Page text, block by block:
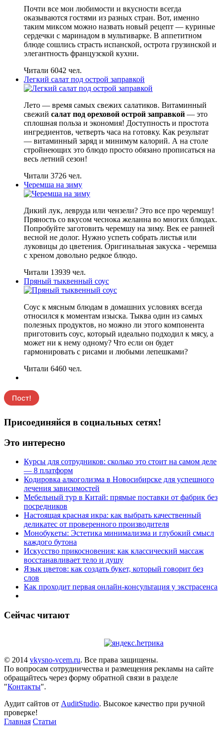
Почти все мои любимости и вкусности всегда
оказываются гостями из разных стран. Вот, именно
таким миксом можно назвать новый рецепт — куриные
сердечки с маринадом в мультиварке. В аппетитном
блюде сошлись страсть испанской, острота грузинской и
элегантность французской кухни.
Читали 6042 чел.
Легкий салат под острой заправкой
Лето — время самых свежих салатиков. Витаминный
свежий салат под ореховой острой заправкой — это
сплошная польза и экономия! Доступность и простота
ингредиентов, четверть часа на готовку. Как результат
— витаминный заряд и минимум калорий. А на столе
стройнеющих это блюдо просто обязано прописаться на
весь летний сезон!
Читали 3726 чел.
Черемша на зиму
Дикий лук, левруда или чензели? Это все про черемшу!
Пряность со вкусом чеснока желанна во многих блюдах.
Попробуйте заготовить черемшу на зиму. Век ее ранней
весной не долог. Нужно успеть собрать листья или
луковицы до цветения. Оригинальная закуска - черемша
с хреном довольно редкое блюдо.
Читали 13939 чел.
Пряный тыквенный соус
Соус к мясным блюдам в домашних условиях всегда
относился к моментам изыска. Тыква один из самых
полезных продуктов, но можно ли этого компонента
приготовить соус, который идеально подходил к мясу, а
может ни к нему одному? Что если он будет
гармонировать с рисами и любыми лепешками?
Читали 6460 чел.
Присоединяйся в социальных сетях!
Это интересно
Курсы для сотрудников: сколько это стоит на самом деле
— 8 платформ
Кодировка алкоголизма в Новосибирске для успешного
лечения зависимостей
Мебельный тур в Китай: прямые поставки от фабрик без
посредников
Настоящая красная икра: как выбрать качественный
деликатес от проверенного производителя
Монобукеты: Эстетика минимализма и глубокий смысл
каждого бутона
Искусство прикосновения: как классический массаж
восстанавливает тело и душу
Язык цветов: как создать букет, который говорит без
слов
Как проходит первая онлайн-консультация у экстрасенса
Сейчас читают
© 2014 vkysno-vcem.ru. Все права защищены.
По вопросам сотрудничества и размещения рекламы на сайте
обращайтесь через форму обратной связи в разделе
"Контакты".
Аудит сайтов от AuditStudio. Высокое качество при ручной
проверке!
Главная Статьи